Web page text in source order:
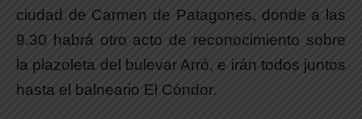
ciudad de Carmen de Patagones, donde a las
9.30 habrá otro acto de reconocimiento sobre
la plazoleta del bulevar Arró, e irán todos juntos
hasta el balneario El Cóndor.